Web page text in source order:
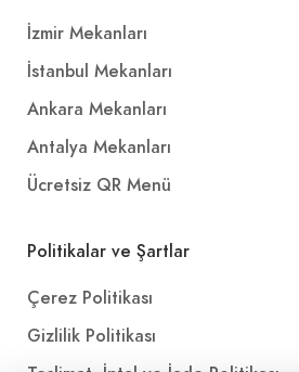
İzmir Mekanları
İstanbul Mekanları
Ankara Mekanları
Antalya Mekanları
Ücretsiz QR Menü
Politikalar ve Şartlar
Çerez Politikası
Gizlilik Politikası